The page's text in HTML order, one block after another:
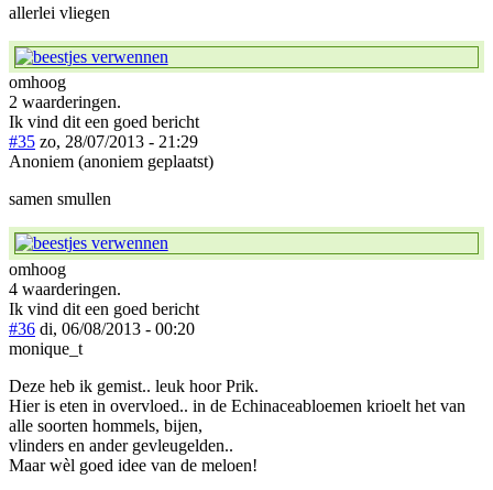
allerlei vliegen
omhoog
2 waarderingen.
Ik vind dit een goed bericht
#35 zo, 28/07/2013 - 21:29
Anoniem (anoniem geplaatst)
samen smullen
omhoog
4 waarderingen.
Ik vind dit een goed bericht
#36 di, 06/08/2013 - 00:20
monique_t
Deze heb ik gemist.. leuk hoor Prik.
Hier is eten in overvloed.. in de Echinaceabloemen krioelt het van
alle soorten hommels, bijen,
vlinders en ander gevleugelden..
Maar wèl goed idee van de meloen!